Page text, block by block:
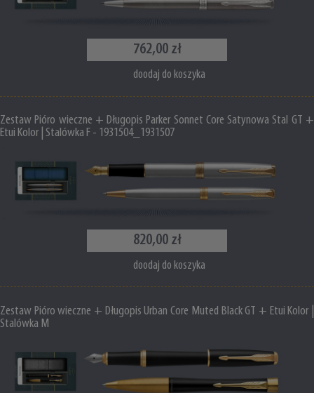
762,00 zł
doodaj do koszyka
Zestaw Pióro wieczne + Długopis Parker Sonnet Core Satynowa Stal GT +
Etui Kolor | Stalówka F - 1931504_1931507
820,00 zł
doodaj do koszyka
Zestaw Pióro wieczne + Długopis Urban Core Muted Black GT + Etui Kolor |
Stalówka M